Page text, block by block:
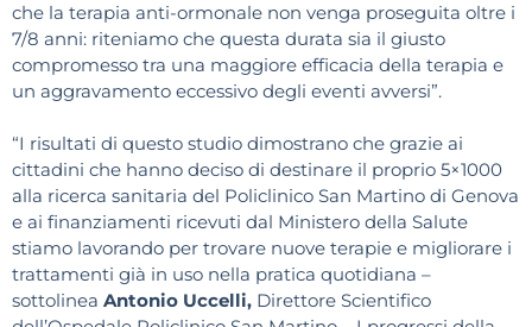
che la terapia anti-ormonale non venga proseguita oltre i
7/8 anni: riteniamo che questa durata sia il giusto
compromesso tra una maggiore efficacia della terapia e
un aggravamento eccessivo degli eventi avversi”.
“I risultati di questo studio dimostrano che grazie ai
cittadini che hanno deciso di destinare il proprio 5×1000
alla ricerca sanitaria del Policlinico San Martino di Genova
e ai finanziamenti ricevuti dal Ministero della Salute
stiamo lavorando per trovare nuove terapie e migliorare i
trattamenti già in uso nella pratica quotidiana –
sottolinea Antonio Uccelli, Direttore Scientifico